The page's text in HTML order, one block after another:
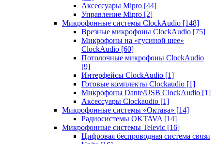
Аксессуары Mipro [44]
Управление Mipro [2]
Микрофонные системы ClockAudio [148]
Врезные микрофоны ClockAudio [75]
Микрофоны на «гусиной шее»
ClockAudio [60]
Потолочные микрофоны ClockAudio
[9]
Интерфейсы ClockAudio [1]
Готовые комплекты Clockaudio [1]
Микрофоны Dante/USB ClockAudio [1]
Аксессуары Clockaudio [1]
Микрофонные системы «Октава» [14]
Радиосистемы OKTAVA [14]
Микрофонные системы Televic [16]
Цифровая беспроводная система связи